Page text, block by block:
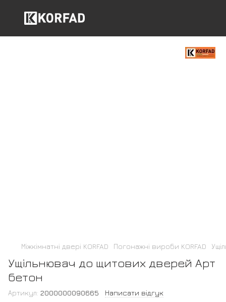
Міжкімнатні двері KORFAD Погонажні вироби KORFAD
Ущільнювач до щитових дверей Арт
бетон
Артикул: 2000000090665 Написати відгук